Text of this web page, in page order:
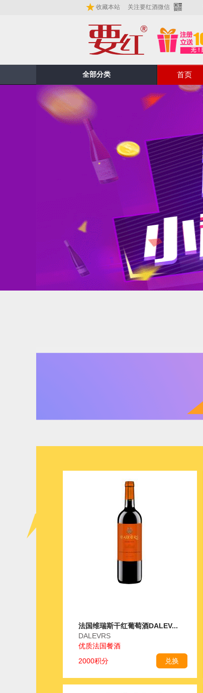
收藏本站 关注要红酒微信
全部分类 首页
法国维瑞斯干红葡萄酒DALEV...
DALEVRS
优质法国餐酒
2000积分
兑换